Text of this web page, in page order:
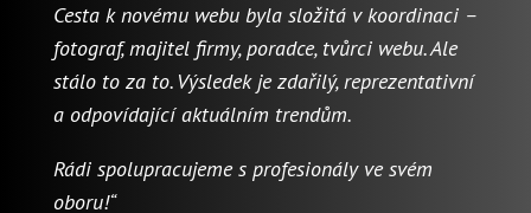
Cesta k novému webu byla složitá v koordinaci –
fotograf, majitel firmy, poradce, tvůrci webu. Ale
stálo to za to. Výsledek je zdařilý, reprezentativní
a odpovídající aktuálním trendům.
Rádi spolupracujeme s profesionály ve svém
oboru!“